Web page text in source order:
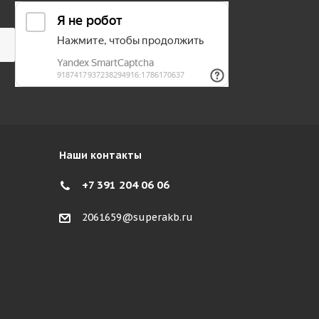
Наши контакты
+7 391 204 06 06
2061659@superakb.ru